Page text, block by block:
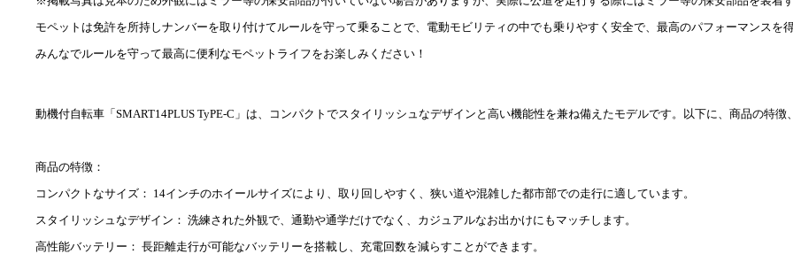
モペットは免許を所持しナンバーを取り付けてルールを守って乗ることで、電動モビリティの中でも乗りやすく安全で、最高のパフォーマンスを
みんなでルールを守って最高に便利なモペットライフをお楽しみください！
動機付自転車「SMART14PLUS TyPE-C」は、コンパクトでスタイリッシュなデザインと高い機能性を兼ね備えたモデルです。以下に、商品の特
商品の特徴：
コンパクトなサイズ： 14インチのホイールサイズにより、取り回しやすく、狭い道や混雑した都市部での走行に適しています。
スタイリッシュなデザイン： 洗練された外観で、通勤や通学だけでなく、カジュアルなお出かけにもマッチします。
高性能バッテリー： 長距離走行が可能なバッテリーを搭載し、充電回数を減らすことができます。